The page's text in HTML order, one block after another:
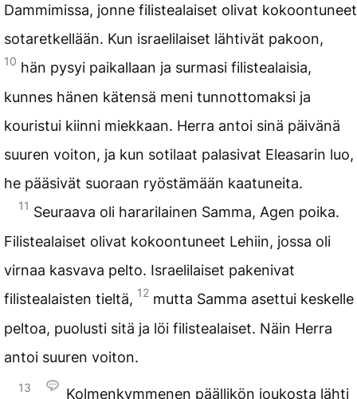
Dammimissa, jonne filistealaiset olivat kokoontuneet
sotaretkellään. Kun israelilaiset lähtivät pakoon,
10 hän pysyi paikallaan ja surmasi filistealaisia,
kunnes hänen kätensä meni tunnottomaksi ja
kouristui kiinni miekkaan. Herra antoi sinä päivänä
suuren voiton, ja kun sotilaat palasivat Eleasarin luo,
he pääsivät suoraan ryöstämään kaatuneita.
11 Seuraava oli hararilainen Samma, Agen poika.
Filistealaiset olivat kokoontuneet Lehiin, jossa oli
virnaa kasvava pelto. Israelilaiset pakenivat
filistealaisten tieltä, 12 mutta Samma asettui keskelle
peltoa, puolusti sitä ja löi filistealaiset. Näin Herra
antoi suuren voiton.
13 Kolmenkymmenen päällikön joukosta lähti